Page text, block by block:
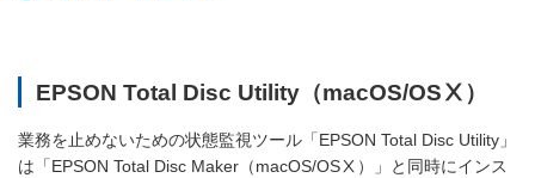
EPSON Total Disc Utility（macOS/OSⅩ）
業務を止めないための状態監視ツール「EPSON Total Disc Utility」
は「EPSON Total Disc Maker（macOS/OSⅩ）」と同時にインス